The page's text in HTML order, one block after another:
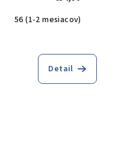
56 (1-2 mesiacov)
Detail